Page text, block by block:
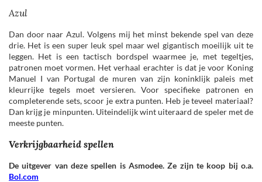
Azul
Dan door naar Azul. Volgens mij het minst bekende spel van deze
drie. Het is een super leuk spel maar wel gigantisch moeilijk uit te
leggen. Het is een tactisch bordspel waarmee je, met tegeltjes,
patronen moet vormen. Het verhaal erachter is dat je voor Koning
Manuel I van Portugal de muren van zijn koninklijk paleis met
kleurrijke tegels moet versieren. Voor specifieke patronen en
completerende sets, scoor je extra punten. Heb je teveel materiaal?
Dan krijg je minpunten. Uiteindelijk wint uiteraard de speler met de
meeste punten.
Verkrijgbaarheid spellen
De uitgever van deze spellen is Asmodee. Ze zijn te koop bij o.a.
Bol.com